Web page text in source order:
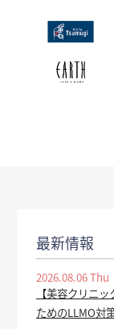
最新情報
2026.08.06 Thu
【美容クリニ
ためのLLMO対